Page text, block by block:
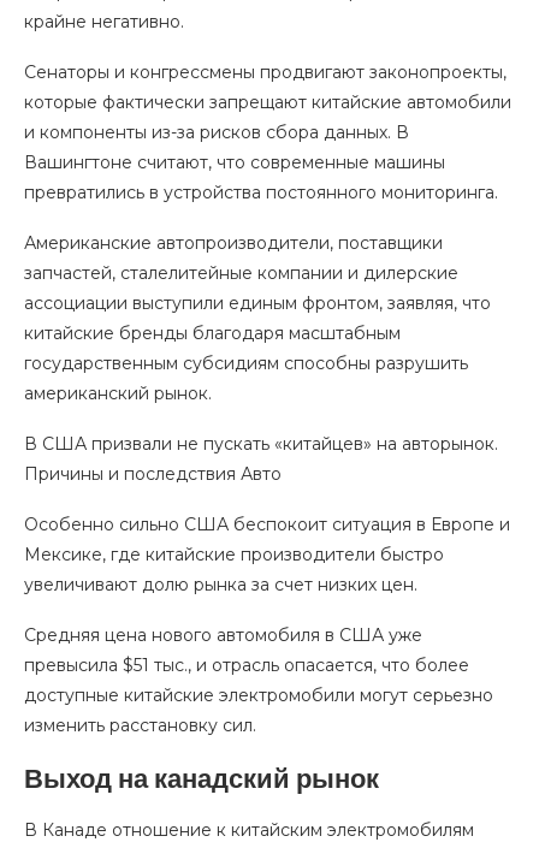
крайне негативно.
Сенаторы и конгрессмены продвигают законопроекты,
которые фактически запрещают китайские автомобили
и компоненты из-за рисков сбора данных. В
Вашингтоне считают, что современные машины
превратились в устройства постоянного мониторинга.
Американские автопроизводители, поставщики
запчастей, сталелитейные компании и дилерские
ассоциации выступили единым фронтом, заявляя, что
китайские бренды благодаря масштабным
государственным субсидиям способны разрушить
американский рынок.
В США призвали не пускать «китайцев» на авторынок.
Причины и последствия Авто
Особенно сильно США беспокоит ситуация в Европе и
Мексике, где китайские производители быстро
увеличивают долю рынка за счет низких цен.
Средняя цена нового автомобиля в США уже
превысила $51 тыс., и отрасль опасается, что более
доступные китайские электромобили могут серьезно
изменить расстановку сил.
Выход на канадский рынок
В Канаде отношение к китайским электромобилям